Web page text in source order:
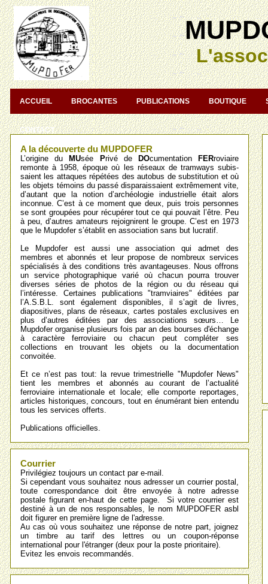
ACCUEIL BROCANTES PUBLICATIONS BOUTIQUE
CONTACT
A la découverte du MUPDOFER
L’origine du MUsée Privé de DOcumentation FERroviaire
remonte à 1958, époque où les réseaux de tramways subis-
saient les attaques répétées des autobus de substitution et où
les objets témoins du passé disparaissaient extrêmement vite,
d’autant que la notion d’archéologie industrielle était alors
inconnue. C’est à ce moment que deux, puis trois personnes
se sont groupées pour récupérer tout ce qui pouvait l’être. Peu
à peu, d’autres amateurs rejoignirent le groupe. C’est en 1973
que le Mupdofer s’établit en association sans but lucratif.
Le Mupdofer est aussi une association qui admet des
membres et abonnés et leur propose de nombreux services
spécialisés à des conditions très avantageuses. Nous offrons
un service photographique varié où chacun pourra trouver
diverses séries de photos de la région ou du réseau qui
l’intéresse. Certaines publications "tramviaires" éditées par
l’A.S.B.L. sont également disponibles, il s’agit de livres,
diapositives, plans de réseaux, cartes postales exclusives en
plus d’autres éditées par des associations sœurs… Le
Mupdofer organise plusieurs fois par an des bourses d'échange
à caractère ferroviaire ou chacun peut compléter ses
collections en trouvant les objets ou la documentation
convoitée.
Et ce n’est pas tout: la revue trimestrielle "Mupdofer News"
tient les membres et abonnés au courant de l’actualité
ferroviaire internationale et locale; elle comporte reportages,
articles historiques, concours, tout en énumérant bien entendu
tous les services offerts.
Publications officielles.
Courrier
Privilégiez toujours un contact par e-mail.
Si cependant vous souhaitez nous adresser un courrier postal,
toute correspondance doit être envoyée à notre adresse
postale figurant en-haut de cette page. Si votre courrier est
destiné à un de nos responsables, le nom MUPDOFER asbl
doit figurer en première ligne de l'adresse.
Au cas où vous souhaitez une réponse de notre part, joignez
un timbre au tarif des lettres ou un coupon-réponse
international pour l'étranger (deux pour la poste prioritaire).
Evitez les envois recommandés.